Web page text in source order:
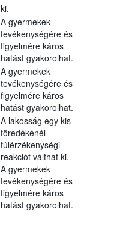
ki.
A gyermekek
tevékenységére és
figyelmére káros
hatást gyakorolhat.
A gyermekek
tevékenységére és
figyelmére káros
hatást gyakorolhat.
A lakosság egy kis
töredékénél
túlérzékenységi
reakciót válthat ki.
A gyermekek
tevékenységére és
figyelmére káros
hatást gyakorolhat.